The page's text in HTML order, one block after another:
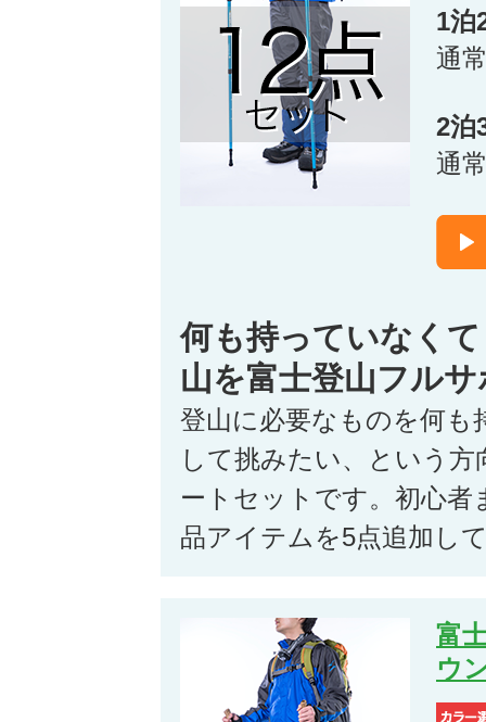
1泊
通
2泊
通
何も持っていなく
山を富士登山フル
登山に必要なものを何も
して挑みたい、という
ートセットです。初心
品アイテムを5点追加し
富
ウ